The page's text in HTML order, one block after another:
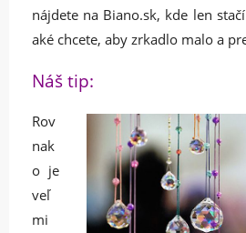
nájdete na Biano.sk, kde len
aké chcete, aby zrkadlo malo a
Náš tip:
Rov
nak
o je
veľ
mi